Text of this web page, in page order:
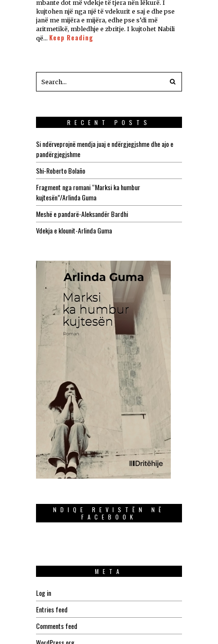
mbante dot më vdekje të tjera nën lëkurë. I
kujtohen një nga një të vdekurit e saj e dhe pse
janë me mijëra e mijëra, edhe pse s’di më
aritmetikë, mbledhje e zbritje. I kujtohet Nabili
që… Keep Reading
RECENT POSTS
Si ndërveprojnë mendja juaj e ndërgjegjshme dhe ajo e
pandërgjegjshme
Shi-Roberto Bolaño
Fragment nga romani “Marksi ka humbur
kujtesën”/Arlinda Guma
Meshë e pandarë-Aleksandër Bardhi
Vdekja e klounit-Arlinda Guma
NDIQE REVISTËN NË
FACEBOOK
META
Log in
Entries feed
Comments feed